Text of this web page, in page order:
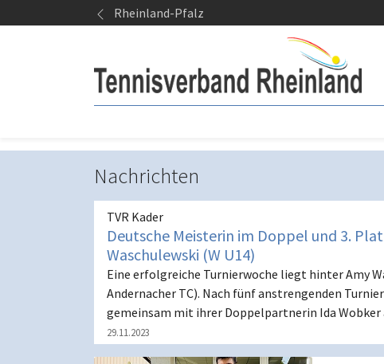
Springe zum SeiteninhaltRheinland-Pfalz
Nachrichten
TVR Kader
Deutsche Meisterin im Doppel und 3.
Waschulewski (W U14)
Eine erfolgreiche Turnierwoche liegt hinter Amy
Andernacher TC). Nach fünf anstrengenden
gemeinsam mit ihrer Doppelpartnerin Ida
29.11.2023